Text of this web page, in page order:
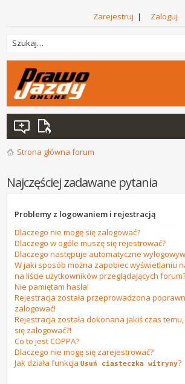
Zarejestruj | Zaloguj
Strona główna forum
Najczęściej zadawane pytania
Problemy z logowaniem i rejestracją
Dlaczego nie mogę się zalogować?
Dlaczego w ogóle muszę się rejestrować?
Dlaczego następuje automatyczne
W jaki sposób można zapobiec wyświetlaniu
na liście użytkowników przeglądających
Nie pamiętam hasła!
Rejestracja została przeprowadzona
zalogować!
Rejestracja została dokonana jakiś czas
się zalogować?!
Co to jest COPPA?
Dlaczego nie mogę się zarejestrować?
Jak działa funkcjaUsuń ciasteczka witryny?